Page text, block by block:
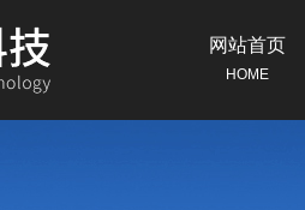
网站首页
HOME